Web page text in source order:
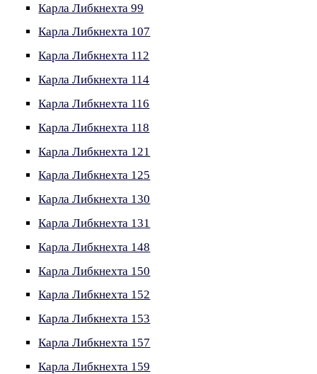
Карла Либкнехта 99
Карла Либкнехта 107
Карла Либкнехта 112
Карла Либкнехта 114
Карла Либкнехта 116
Карла Либкнехта 118
Карла Либкнехта 121
Карла Либкнехта 125
Карла Либкнехта 130
Карла Либкнехта 131
Карла Либкнехта 148
Карла Либкнехта 150
Карла Либкнехта 152
Карла Либкнехта 153
Карла Либкнехта 157
Карла Либкнехта 159